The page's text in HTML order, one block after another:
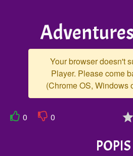
Your browser doesn't
Player. Please come
(Chrome OS, Windows
0 0
POPIS